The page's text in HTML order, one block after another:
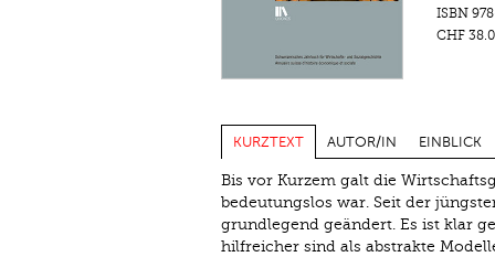
ISBN
CHF
KURZTEXT AUTOR/IN EINBLICK
Bis vor Kurzem galt die
bedeutungslos war. Seit der
grundlegend geändert. Es ist klar
hilfreicher sind als abstrakte